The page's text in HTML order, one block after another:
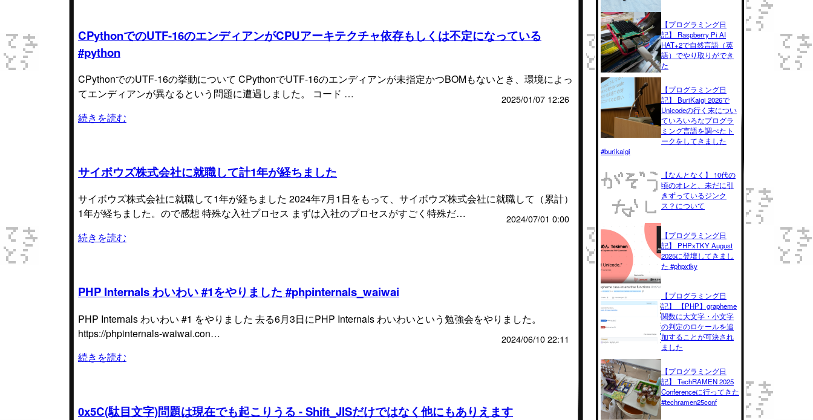
CPythonでのUTF-16のエンディアンがCPUアーキテクチャ依存もしくは不定になっている
#python
CPythonでのUTF-16の挙動について CPythonでUTF-16のエンディアンが未指定かつBOMもないとき、環境によっ
てエンディアンが異なるという問題に遭遇しました。 コード …
2025/01/07 12:26
続きを読む
サイボウズ株式会社に就職して計1年が経ちました
サイボウズ株式会社に就職して1年が経ちました 2024年7月1日をもって、サイボウズ株式会社に就職して（累計）
1年が経ちました。ので感想 特殊な入社プロセス まずは入社のプロセスがすごく特殊だ…
2024/07/01 0:00
続きを読む
PHP Internals わいわい #1をやりました #phpinternals_waiwai
PHP Internals わいわい #1 をやりました 去る6月3日にPHP Internals わいわいという勉強会をやりました。
https://phpinternals-waiwai.con…
2024/06/10 22:11
続きを読む
0x5C(駄目文字)問題は現在でも起こりうる - Shift_JISだけではなく他にもありえます
【プログラミング日
記】 Raspberry Pi AI
HAT+2で自然言語（英
語）でやり取りができ
た
【プログラミング日
記】 BuriKaigi 2026で
Unicodeの行く末につい
ていろいろなプログラ
ミング言語を調べたト
ークをしてきました
#burikaigi
【なんとなく】 10代の
頃のオレと、未だに引
きずっているジンク
ス？について
【プログラミング日
記】 PHPxTKY August
2025に登壇してきまし
た #phpxtky
【プログラミング日
記】 【PHP】grapheme
関数に大文字・小文字
の判定のロケールを追
加することが可決され
ました
【プログラミング日
記】 TechRAMEN 2025
Conferenceに行ってきた
#techramen25conf